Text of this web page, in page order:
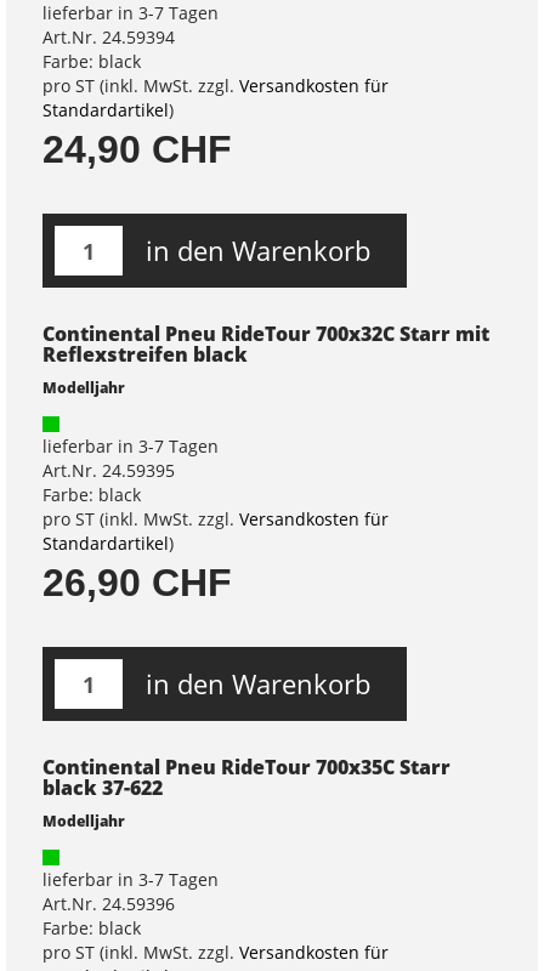
lieferbar in 3-7 Tagen
Art.Nr. 24.59394
Farbe: black
pro ST (inkl. MwSt. zzgl. Versandkosten für
Standardartikel)
24,90 CHF
in den Warenkorb
Continental Pneu RideTour 700x32C Starr mit
Reflexstreifen black
Modelljahr
lieferbar in 3-7 Tagen
Art.Nr. 24.59395
Farbe: black
pro ST (inkl. MwSt. zzgl. Versandkosten für
Standardartikel)
26,90 CHF
in den Warenkorb
Continental Pneu RideTour 700x35C Starr
black 37-622
Modelljahr
lieferbar in 3-7 Tagen
Art.Nr. 24.59396
Farbe: black
pro ST (inkl. MwSt. zzgl. Versandkosten für